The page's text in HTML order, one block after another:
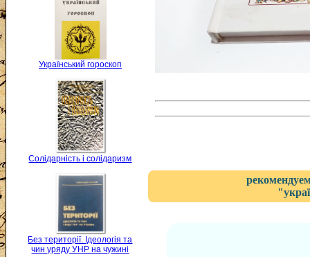
Український гороскоп
Солідарність і солідаризм
Без території. Ідеологія та
чин уряду УНР на чужині